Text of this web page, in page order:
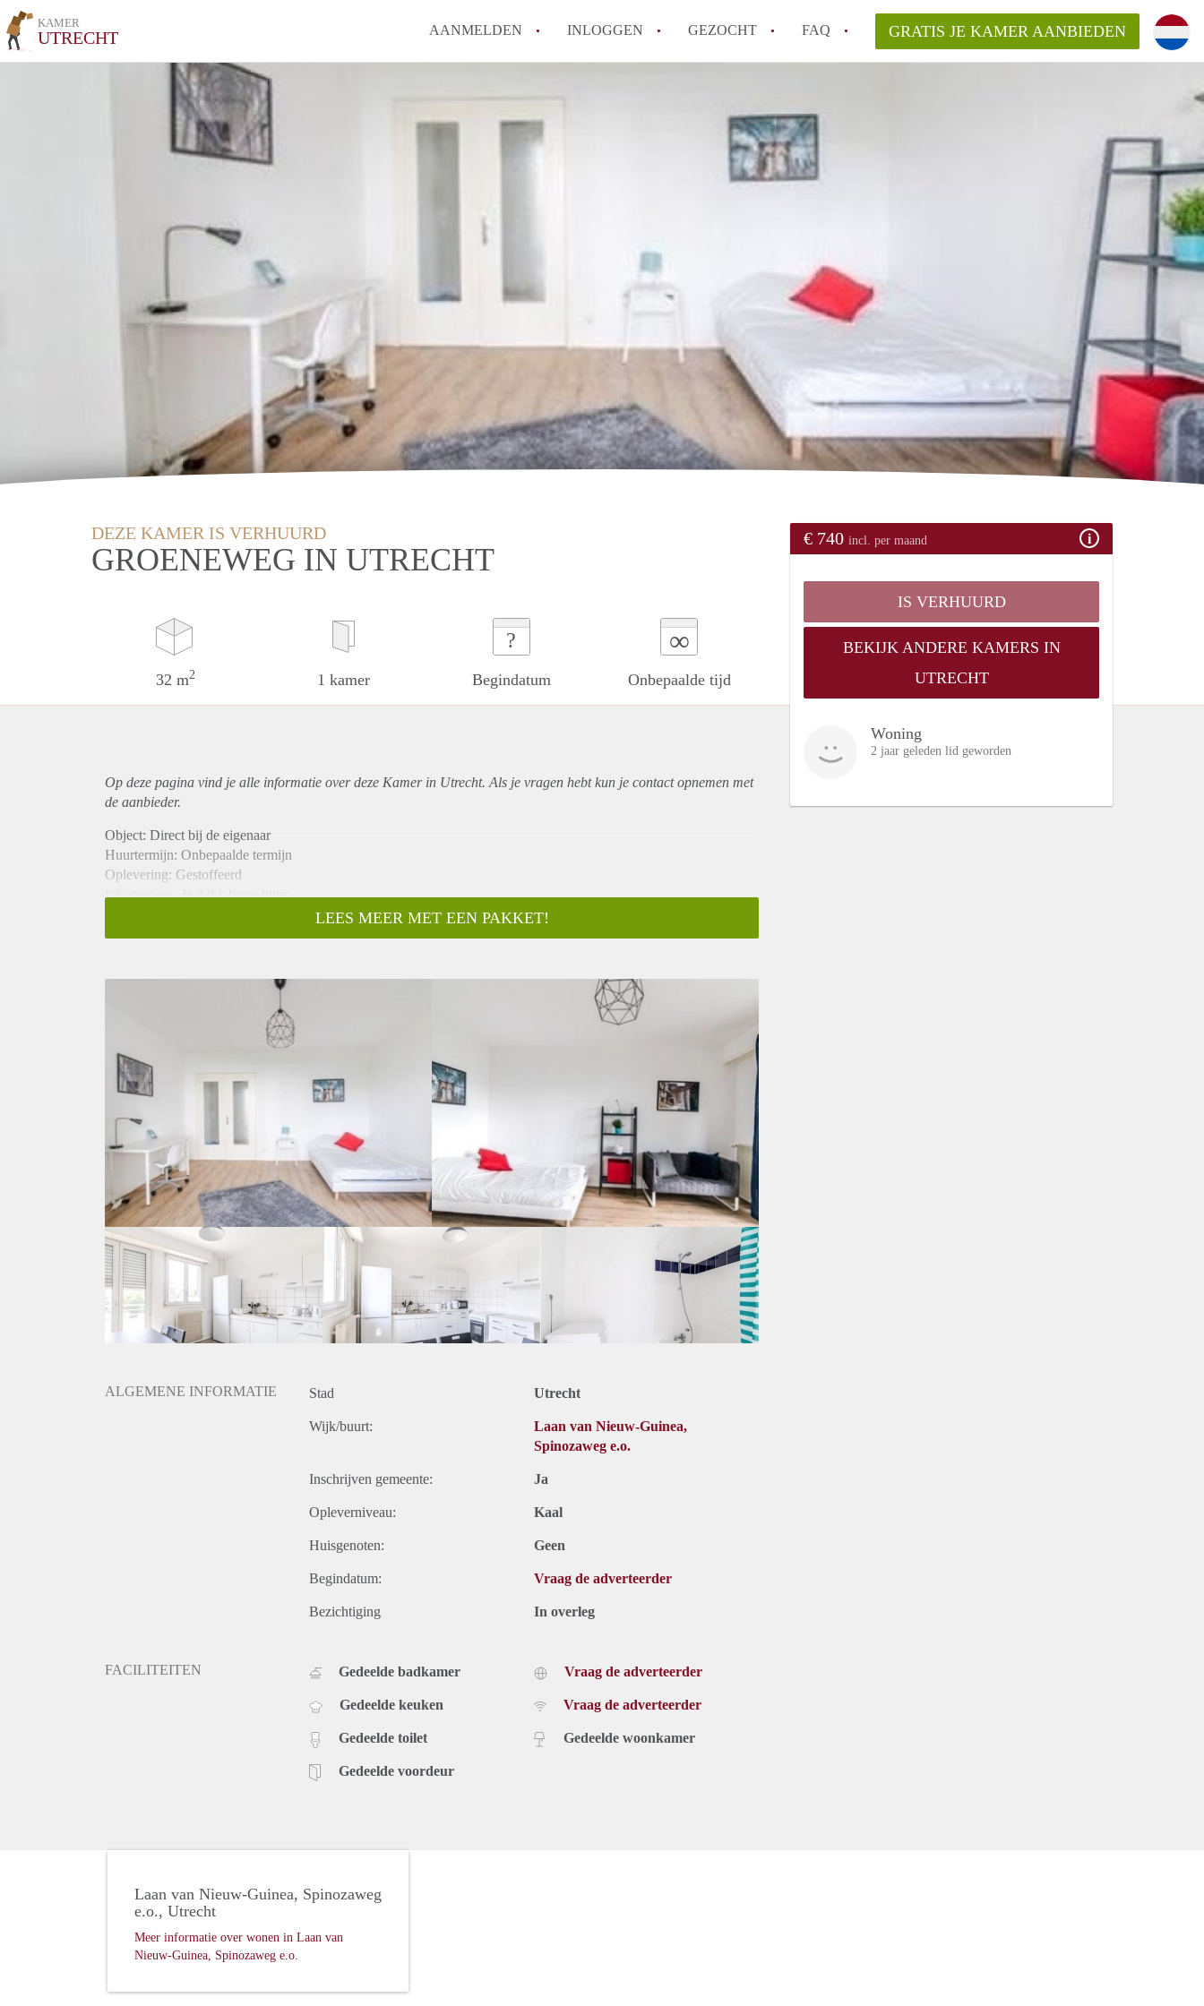
KAMER
UTRECHT AANMELDEN INLOGGEN GEZOCHT FAQ
Hoe moeilijk is het om een kamer te vinden in Utrecht?
Tips: om in Utrecht een kamer te vinden!
Hoe werkt Kamers Utrecht
GRATIS JE KAMER AANBIEDEN
DEZE KAMER IS VERHUURD
GROENEWEG IN UTRECHT
32 m2 1 kamer
?
Begindatum
∞
Onbepaalde tijd
€ 740 incl. per maand
IS VERHUURD
BEKIJK ANDERE KAMERS IN
UTRECHT
Woning
2 jaar geleden lid geworden
Op deze pagina vind je alle informatie over deze Kamer in Utrecht. Als je vragen hebt kun je contact opnemen met
de aanbieder.
Object: Direct bij de eigenaar
Huurtermijn: Onbepaalde termijn
Oplevering: Gestoffeerd
Inkomen eis: Ja 3,0 x bruto huur
Borg: 1 maand
Huisgenoten: Nee
Geslacht huisgenoten: N.v.t.
LEES MEER MET EEN PAKKET!
ALGEMENE INFORMATIE Stad Utrecht
Wijk/buurt:
Laan van Nieuw-Guinea,
Spinozaweg e.o.
Inschrijven gemeente: Ja
Opleverniveau: Kaal
Huisgenoten: Geen
Begindatum: Vraag de adverteerder
Bezichtiging In overleg
FACILITEITEN Gedeelde badkamer
Gedeelde keuken
Gedeelde toilet
Gedeelde voordeur
Vraag de adverteerder
Vraag de adverteerder
Gedeelde woonkamer
Laan van Nieuw-Guinea, Spinozaweg
e.o., Utrecht
Meer informatie over wonen in Laan van
Nieuw-Guinea, Spinozaweg e.o.